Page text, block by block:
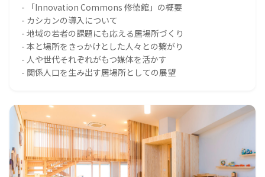
- 「Innovation Commons 修徳館」の概要
- カシカンの導入について
- 地域の若者の課題にも応える居場所づくり
- 本と場所をきっかけとした人々との繋がり
- 人や世代それぞれがもつ媒体を活かす
- 関係人口を生み出す居場所としての展望